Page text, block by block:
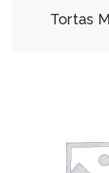
Tortas